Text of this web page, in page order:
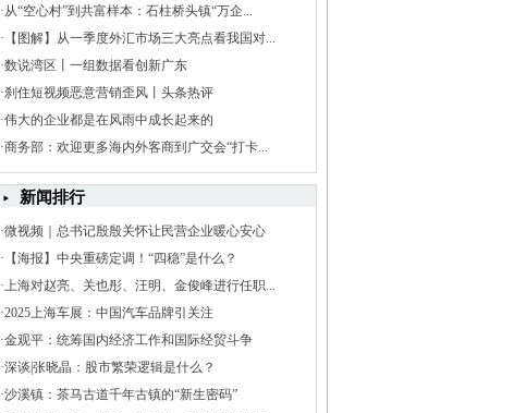
·从“空心村”到共富样本：石柱桥头镇“万企...
· 【图解】从一季度外汇市场三大亮点看我国对...
·数说湾区丨一组数据看创新广东
·刹住短视频恶意营销歪风丨头条热评
·伟大的企业都是在风雨中成长起来的
·商务部：欢迎更多海内外客商到广交会“打卡...
新闻排行
·微视频｜总书记殷殷关怀让民营企业暖心安心
· 【海报】中央重磅定调！“四稳”是什么？
·上海对赵亮、关也彤、汪明、金俊峰进行任职...
·2025上海车展：中国汽车品牌引关注
·金观平：统筹国内经济工作和国际经贸斗争
·深谈|张晓晶：股市繁荣逻辑是什么？
·沙溪镇：茶马古道千年古镇的“新生密码”